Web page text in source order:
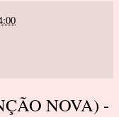
NOVA) -